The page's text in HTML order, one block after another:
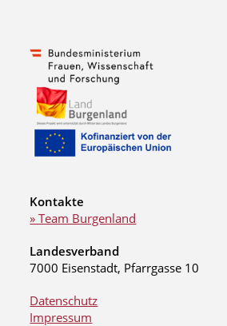
Kontakte
» Team Burgenland
Landesverband
7000 Eisenstadt, Pfarrgasse 10
Datenschutz
Impressum